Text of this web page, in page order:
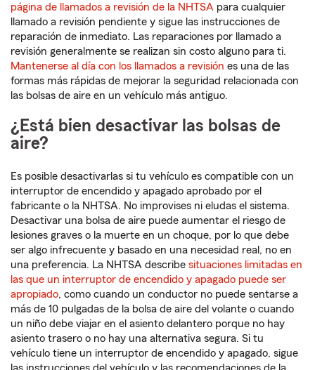
página de llamados a revisión de la NHTSA para cualquier
llamado a revisión pendiente y sigue las instrucciones de
reparación de inmediato. Las reparaciones por llamado a
revisión generalmente se realizan sin costo alguno para ti.
Mantenerse al día con los llamados a revisión es una de las
formas más rápidas de mejorar la seguridad relacionada con
las bolsas de aire en un vehículo más antiguo.
¿Está bien desactivar las bolsas de
aire?
Es posible desactivarlas si tu vehículo es compatible con un
interruptor de encendido y apagado aprobado por el
fabricante o la NHTSA. No improvises ni eludas el sistema.
Desactivar una bolsa de aire puede aumentar el riesgo de
lesiones graves o la muerte en un choque, por lo que debe
ser algo infrecuente y basado en una necesidad real, no en
una preferencia. La NHTSA describe situaciones limitadas en
las que un interruptor de encendido y apagado puede ser
apropiado, como cuando un conductor no puede sentarse a
más de 10 pulgadas de la bolsa de aire del volante o cuando
un niño debe viajar en el asiento delantero porque no hay
asiento trasero o no hay una alternativa segura. Si tu
vehículo tiene un interruptor de encendido y apagado, sigue